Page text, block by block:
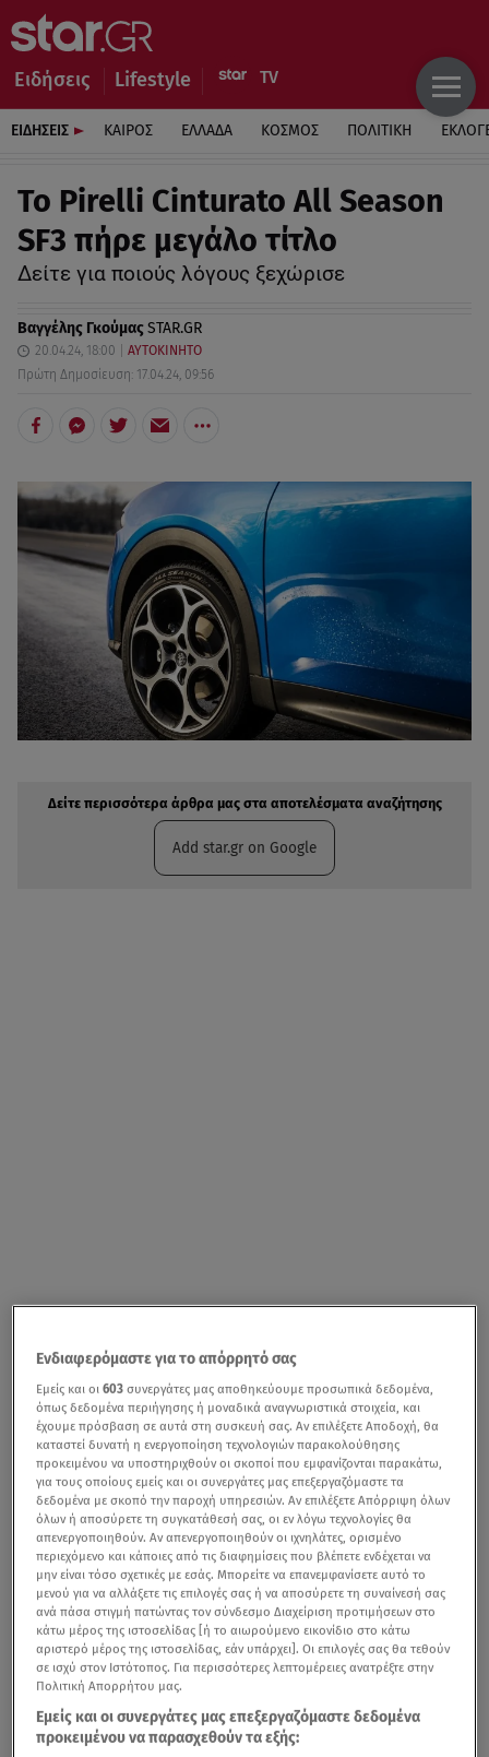
Ειδήσεις Lifestyle
ΕΙΔΗΣΕΙΣ ΚΑΙΡΟΣ ΕΛΛΑΔΑ ΚΟΣΜΟΣ ΠΟΛΙΤΙΚΗ
Το Pirelli Cinturato All Season
SF3 πήρε μεγάλο τίτλο
Δείτε για ποιούς λόγους ξεχώρισε
Βαγγέλης ΓκούμαςSTAR.GR
20.04.24, 18:00
ΑΥΤΟΚΙΝΗΤΟ
Πρώτη Δημοσίευση: 17.04.24, 09:56
Δείτε περισσότερα άρθρα μας στα αποτελέσματα αναζήτησης
Add star.gr on Google
Ενδιαφερόμαστε για το απόρρητό σας
Εμείς και οι603 συνεργάτες μας αποθηκεύουμε προσωπικά δεδομένα,
όπως δεδομένα περιήγησης ή μοναδικά αναγνωριστικά στοιχεία, και
έχουμε πρόσβαση σε αυτά στη συσκευή σας. Αν επιλέξετε Αποδοχή, θα
καταστεί δυνατή η ενεργοποίηση τεχνολογιών παρακολούθησης
προκειμένου να υποστηριχθούν οι σκοποί που εμφανίζονται παρακάτω,
για τους οποίους εμείς και οι συνεργάτες μας επεξεργαζόμαστε τα
δεδομένα με σκοπό την παροχή υπηρεσιών. Αν επιλέξετε Απόρριψη όλων
όλων ή αποσύρετε τη συγκατάθεσή σας, οι εν λόγω τεχνολογίες θα
απενεργοποιηθούν. Αν απενεργοποιηθούν οι ιχνηλάτες, ορισμένο
περιεχόμενο και κάποιες από τις διαφημίσεις που βλέπετε ενδέχεται να
μην είναι τόσο σχετικές με εσάς. Μπορείτε να επανεμφανίσετε αυτό το
μενού για να αλλάξετε τις επιλογές σας ή να αποσύρετε τη συναίνεσή σας
ανά πάσα στιγμή πατώντας τον σύνδεσμο Διαχείριση προτιμήσεων στο
κάτω μέρος της ιστοσελίδας [ή το αιωρούμενο εικονίδιο στο κάτω
αριστερό μέρος της ιστοσελίδας, εάν υπάρχει]. Οι επιλογές σας θα τεθούν
σε ισχύ στον Ιστότοπος. Για περισσότερες λεπτομέρειες ανατρέξτε στην
Πολιτική Απορρήτου μας.
Εμείς και οι συνεργάτες μας επεξεργαζόμαστε δεδομένα
προκειμένου να παρασχεθούν τα εξής: